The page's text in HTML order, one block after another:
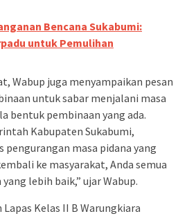
Bencana Sukabumi:
untuk Pemulihan
Wabup juga menyampaikan pesan
untuk sabar menjalani masa
bentuk pembinaan yang ada.
Kabupaten Sukabumi,
masa pidana yang
ke masyarakat, Anda semua
lebih baik,” ujar Wabup.
Kelas II B Warungkiara